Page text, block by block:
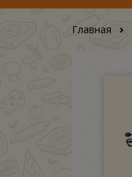
Главная